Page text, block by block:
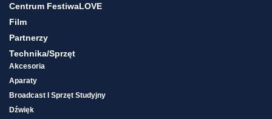
Centrum FestiwaLOVE
Film
Partnerzy
Technika/sprzęt
Akcesoria
Aparaty
Broadcast I Sprzęt Studyjny
Dźwięk